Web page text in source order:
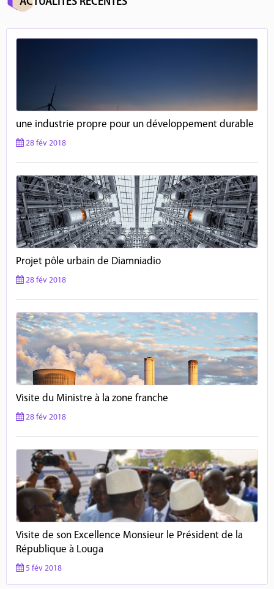
une industrie propre pour un développement durable
28 fév 2018
Projet pôle urbain de Diamniadio
28 fév 2018
Visite du Ministre à la zone franche
28 fév 2018
Visite de son Excellence Monsieur le Président de la
République à Louga
5 fév 2018